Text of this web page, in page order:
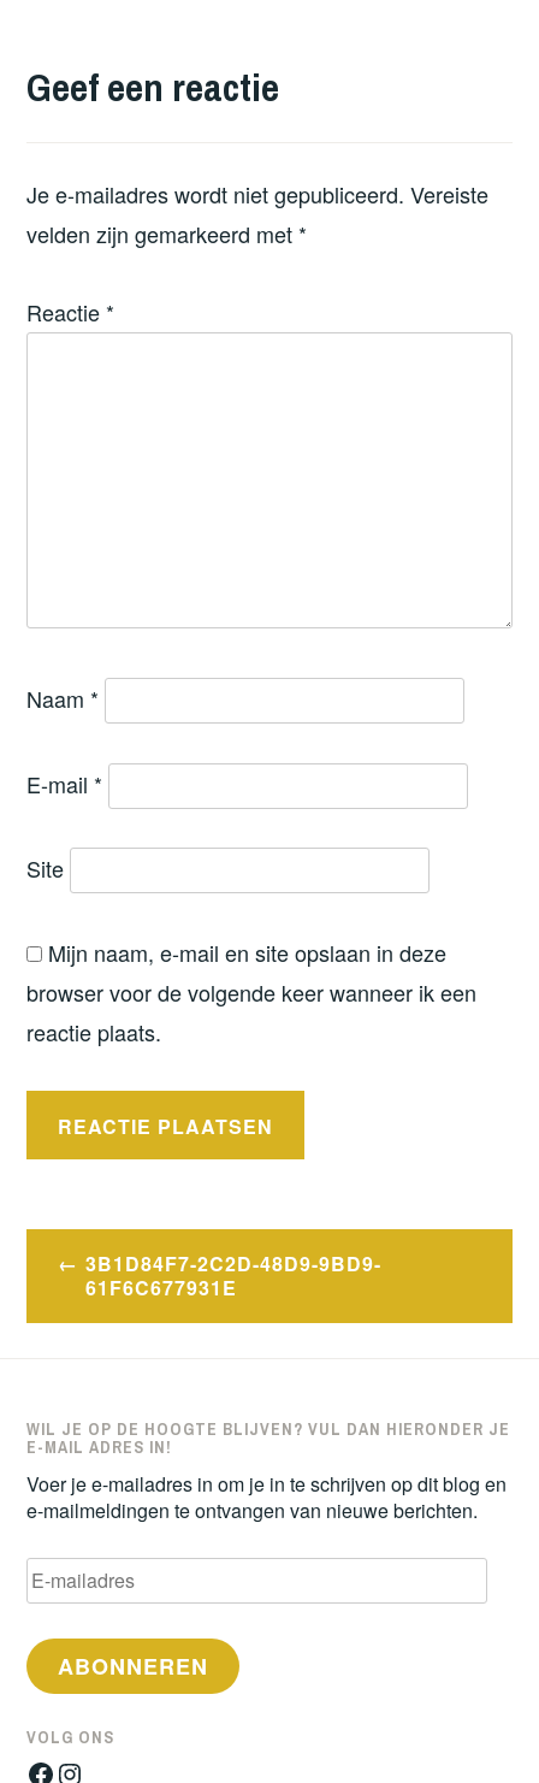
Geef een reactie
Je e-mailadres wordt niet gepubliceerd. Vereiste
velden zijn gemarkeerd met *
Reactie *
Naam *
E-mail *
Site
Mijn naam, e-mail en site opslaan in deze
browser voor de volgende keer wanneer ik een
reactie plaats.
Bericht
navigatie
3B1D84F7-2C2D-48D9-9BD9-
61F6C677931E
WIL JE OP DE HOOGTE BLIJVEN? VUL DAN HIERONDER JE
E-MAIL ADRES IN!
Voer je e-mailadres in om je in te schrijven op dit blog en
e-mailmeldingen te ontvangen van nieuwe berichten.
E-
mailadres
ABONNEREN
VOLG ONS
Facebook
Instagram